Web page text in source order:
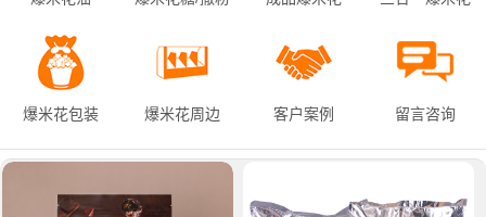
爆米花包装 爆米花周边 客户案例 留言咨询